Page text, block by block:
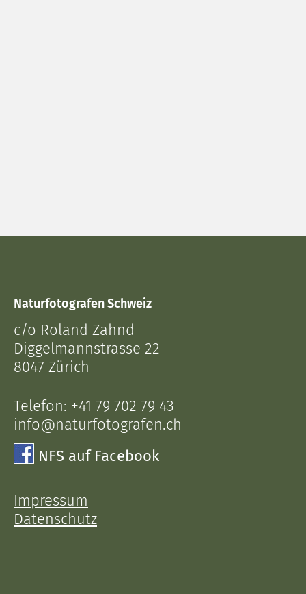
Naturfotografen Schweiz
c/o Roland Zahnd
Diggelmannstrasse 22
8047 Zürich
Telefon: +41 79 702 79 43
info@naturfotografen.ch
NFS auf Facebook
Impressum
Datenschutz